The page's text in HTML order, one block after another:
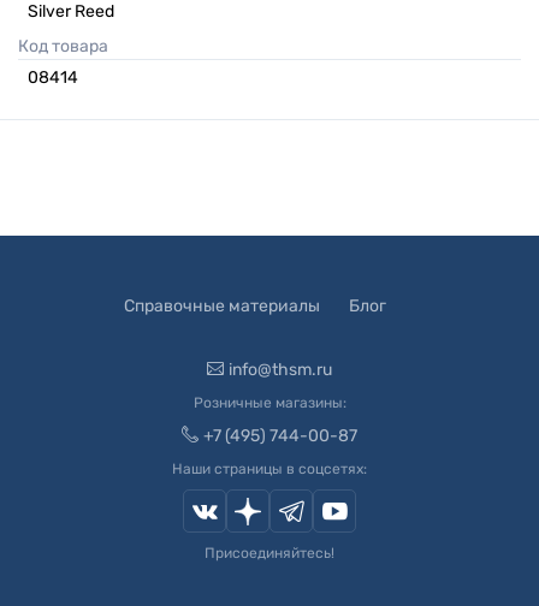
Silver Reed
Код товара
08414
Справочные материалы Блог
info@thsm.ru
Розничные магазины:
+7 (495) 744-00-87
Наши страницы в соцсетях:
Присоединяйтесь!